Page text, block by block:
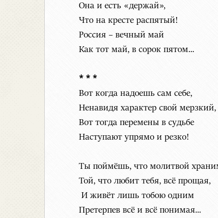
Она и есть «держай»,
Что на кресте распятый!
Россия – вечный май
Как тот май, в сорок пятом...
* * *
Вот когда надоешь сам себе,
Ненавидя характер свой мерзкий,
Вот тогда перемены в судьбе
Наступают упрямо и резко!
Ты поймёшь, что молитвой
Той, что любит тебя, всё прощая,
И живёт лишь тобою одним
Претерпев всё и всё понимая...